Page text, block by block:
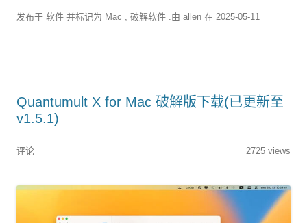
发布于 软件 并标记为 Mac , 破解软件 .由 allen 在 2025-05-11
Quantumult X for Mac 破解版下载(已更新至
v1.5.1)
评论 2725 views